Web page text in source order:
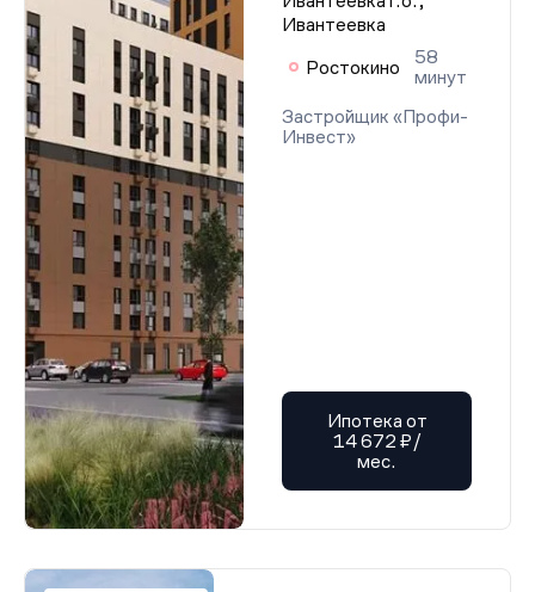
Ивантеевка
Ростокино
58
минут
Застройщик «Профи-
Инвест»
Ипотека от
14 672 ₽/
мес.